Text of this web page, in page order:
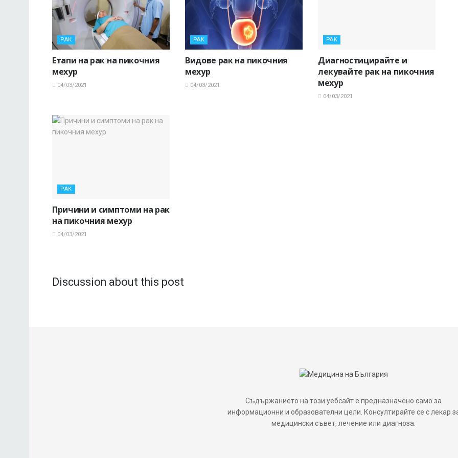
РАК
Етапи на рак на пикочния
мехур
04/03/2021
РАК
Видове рак на пикочния
мехур
04/03/2021
РАК
Диагностицирайте и
лекувайте рак на пикочния
мехур
04/03/2021
РАК
Причини и симптоми на рак
на пикочния мехур
04/03/2021
Discussion about this post
Съдържанието на този уебсайт е предназначено само за
информационни и образователни цели. Консултирайте се с лекар
медицински съвет, лечение или диагноза.